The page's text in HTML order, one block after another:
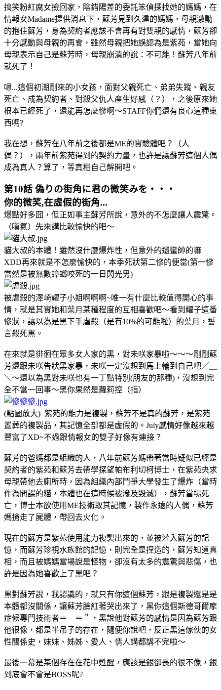
搞笑粉紅腐女撿回家，陰錯陽差的委託笨偵探找她的媽媽，在
情報女Madame提供消息下，蘇芳見到久違的媽媽，母親激動
的抱住蘇芳，身為契約者應該不會再有對雙親的感情，蘇芳卻
十分感動與母親的再會，雖然母親把她誤認為是紫苑，當她向
母親表示自己是蘇芳時，母親崩潰的說：不可能！蘇芳八年前
就死了！
嗯...這個初潮剛來的小女孩，面對父親死亡、弟弟失蹤、親友
死亡、成為契約者、對殺父仇人產生好感（？），之後原來她
根本已經死了，還能再怎麼慘啊～STAFF你們還有良心這種東
西嗎?
我在想，蘇芳在八年前之後都是ME的實驗體吧？（人
偶？），兩年前紫苑得到的契約力量，也許是讓蘇芳這個人偶
成為真人？算了，等真相自己解開吧。
第10話 偽りの街角に君の微笑みを・・・
你的微笑,在虛假的街角...
爆點好多囧，但正如事主蘇芳所說，意外的不怎麼讓人震驚。
（嘆氣）先來講比較愉快的吧～
貓大叔的本體！雖然沒什麼爆炸性，但意外的還蠻帥的嘛
XDD再來就是不怎麼愉快的，本季死狀第二慘的便當(第一慘
當然是被無數蟑螂咬死的一日閃光男)
被虐殺的澤崎耀子小姐啊啊啊~唯一有什麼比較值得開心的事
情，就是其實她和葉月某種程度的互相喜歡吧～看到耀子這番
慘狀，讓以為是黑下手虐殺（是有10%的可能啦）的葉月，誓
言殺死黑。
在來就是徘徊在眾多女人家的黑，對未咲家暴啦～～～剛剛蘇
芳還跟未咲告狀黑家暴，未咲一定沒想到馬上輪到自己吧／＿
＼～還以為黑對未咲也有一丁點特別(朋友的那種)，沒想到完
全不當一回事～黑你果然是蘿莉控（指）
(點圖放大) 紫苑的能力是複製，蘇芳不是真的蘇芳，是紫苑
置葬的複製品，其記憶全部都是虛假的。July感情好像越來越
豐富了XD~不過跟情報女的雙子好像有連接？
蘇芳的爸媽都是組織的人，八年前蘇芳媽帶著當時疑似已經是
契約者的紫苑和蘇芳去帶學探望帕布利切柯博士，在紫苑央求
母親帶他去廁所時，因為組織內部鬥爭大學發生了爆炸（當時
作為間諜的貓，本體也在這時候被潑及毀滅），蘇芳當場死
亡，博士本欲使用ME技術取其記憶，製作永遠的人偶，蘇芳
媽搶走了屍體，帶回去火化。
現在的蘇方是紫苑使用能力複製出來的，並被灌入蘇芳的記
憶，而蘇芳珍視水族館的記憶，則完全是捏造的，蘇芳知道真
相，而且被媽媽當場說是怪物，卻沒有太多的震驚與悲傷，也
許是因為她喜歡上了黑吧？
黑對蘇芳說，我認識的，就只有你這個蘇芳，跟是複製還是是
本體都沒關係，讓蘇芳臉紅著哭出來了，黑你這個斯德哥爾摩
症候專門技術者＝ ＝＂，黑說他對蘇芳的感情是因為蘇芳跟
他很像，都是半吊子的存在，隨便你說吧，反正黑這傢伙的女
性關係史，妹妹、姊姊、愛人、情人講都講不完啦～
最後一幕是某個存在在花中甦醒，應該是銀卻長的很不像，銀
到底會不會是BOSS呢?